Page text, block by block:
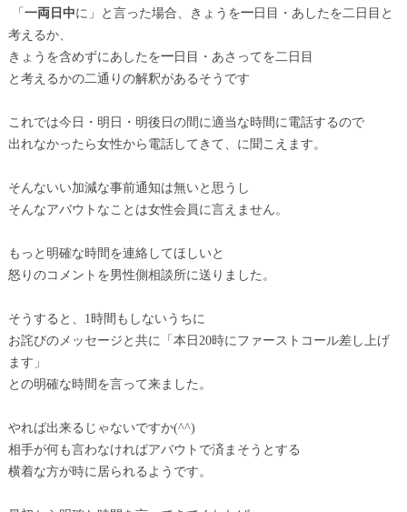
「 一両日中に」と言った場合、きょうを一日目・あしたを二日目と
考えるか、
きょうを含めずにあしたを一日目・あさってを二日目
と考えるかの二通りの解釈があるそうです
これでは今日・明日・明後日の間に適当な時間に電話するので
出れなかったら女性から電話してきて、に聞こえます。
そんないい加減な事前通知は無いと思うし
そんなアバウトなことは女性会員に言えません。
もっと明確な時間を連絡してほしいと
怒りのコメントを男性側相談所に送りました。
そうすると、1時間もしないうちに
お詫びのメッセージと共に「本日20時にファーストコール差し上げ
ます」
との明確な時間を言って来ました。
やれば出来るじゃないですか(^^)
相手が何も言わなければアバウトで済まそうとする
横着な方が時に居られるようです。